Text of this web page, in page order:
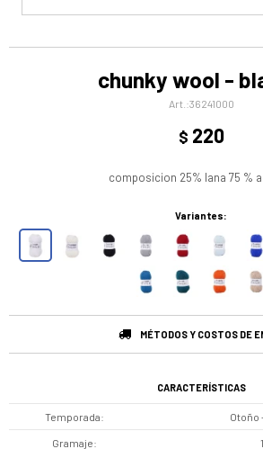
chunky wool -
36241000
$ 220
composicion 25% lana 75 %
Variantes:
MÉTODOS Y COSTOS DE
CARACTERÍSTICAS
Temporada Otoño
Gramaje